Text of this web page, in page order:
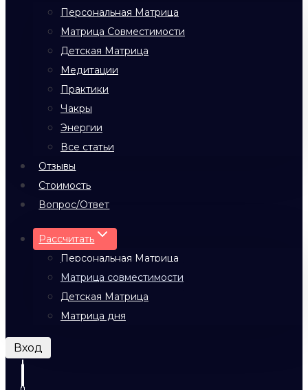
Персональная Матрица
Матрица Совместимости
Детская Матрица
Медитации
Практики
Чакры
Энергии
Все статьи
Отзывы
Стоимость
Вопрос/Ответ
Рассчитать
Персональная Матрица
Матрица совместимости
Детская Матрица
Матрица дня
Вход